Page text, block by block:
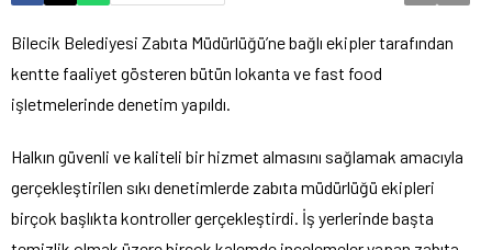
Bilecik Belediyesi Zabıta Müdürlüğü’ne bağlı ekipler tarafından
kentte faaliyet gösteren bütün lokanta ve fast food
işletmelerinde denetim yapıldı.
Halkın güvenli ve kaliteli bir hizmet almasını sağlamak amacıyla
gerçekleştirilen sıkı denetimlerde zabıta müdürlüğü ekipleri
birçok başlıkta kontroller gerçekleştirdi. İş yerlerinde başta